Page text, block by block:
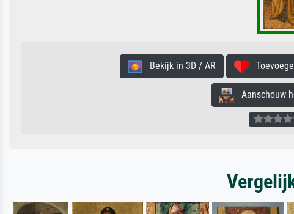
Bekijk in 3D / AR
Aanschouw